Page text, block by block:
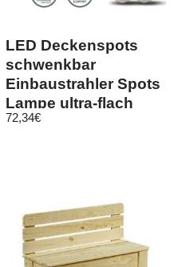
LED Deckenspots
schwenkbar
Einbaustrahler Spots
Lampe ultra-flach
IP23 12er SET
72,34€